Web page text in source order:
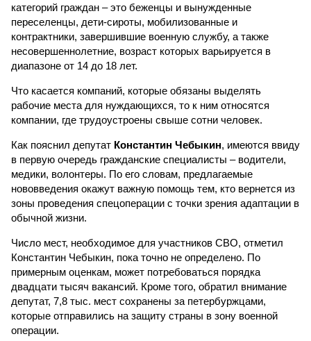
категорий граждан – это беженцы и вынужденные
переселенцы, дети-сироты, мобилизованные и
контрактники, завершившие военную службу, а также
несовершеннолетние, возраст которых варьируется в
диапазоне от 14 до 18 лет.
Что касается компаний, которые обязаны выделять
рабочие места для нуждающихся, то к ним относятся
компании, где трудоустроены свыше сотни человек.
Как пояснил депутат Константин Чебыкин, имеются ввиду
в первую очередь гражданские специалисты – водители,
медики, волонтеры. По его словам, предлагаемые
нововведения окажут важную помощь тем, кто вернется из
зоны проведения спецоперации с точки зрения адаптации в
обычной жизни.
Число мест, необходимое для участников СВО, отметил
Константин Чебыкин, пока точно не определено. По
примерным оценкам, может потребоваться порядка
двадцати тысяч вакансий. Кроме того, обратил внимание
депутат, 7,8 тыс. мест сохранены за петербуржцами,
которые отправились на защиту страны в зону военной
операции.